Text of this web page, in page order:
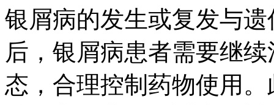
银屑病的发生或复发与
后，银屑病患者需要继
态，合理控制药物使用